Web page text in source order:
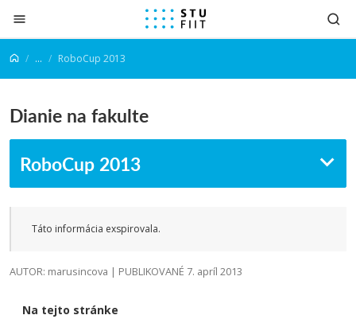
Prejsť na obsah
... RoboCup 2013
Dianie na fakulte
RoboCup 2013
Táto informácia exspirovala.
AUTOR: marusincova | PUBLIKOVANÉ 7. apríl 2013
Na tejto stránke